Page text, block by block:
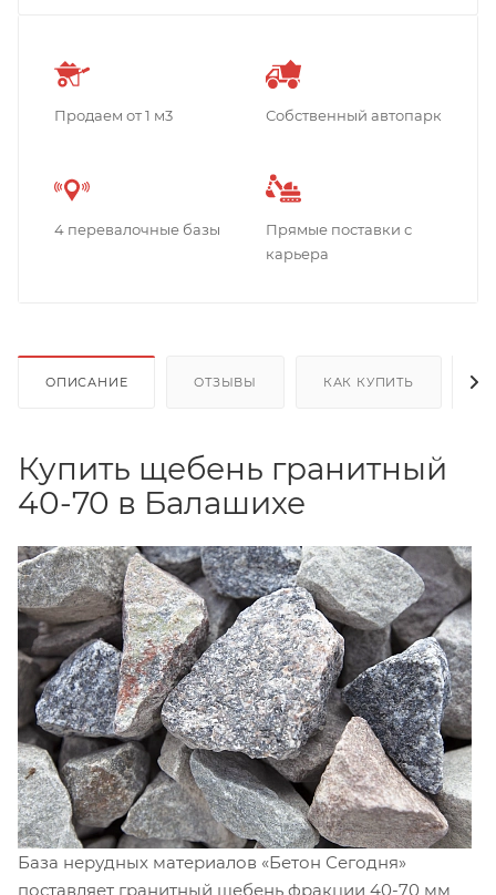
Продаем от 1 м3 Собственный автопарк
4 перевалочные базы
Прямые поставки с
карьера
ОПИСАНИЕ ОТЗЫВЫ КАК КУПИТЬ
Купить щебень гранитный
40-70 в Балашихе
База нерудных материалов «Бетон Сегодня»
поставляет гранитный щебень фракции 40-70 мм